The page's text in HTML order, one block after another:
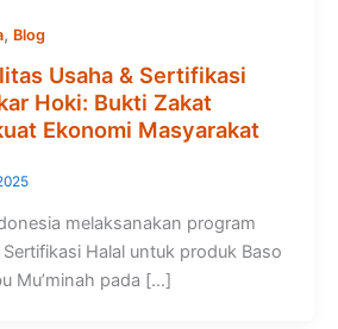
, Blog
Usaha & Sertifikasi
Hoki: Bukti Zakat
Ekonomi Masyarakat
melaksanakan program
Halal untuk produk Baso
Mu’minah pada […]